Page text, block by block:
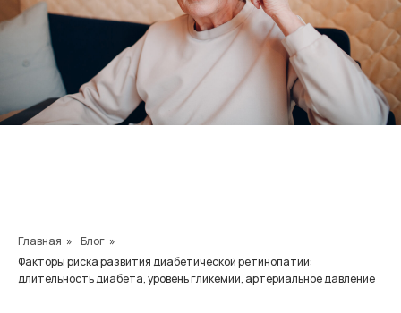
Главная » Блог »
Факторы риска развития диабетической ретинопатии:
длительность диабета, уровень гликемии, артериальное давление